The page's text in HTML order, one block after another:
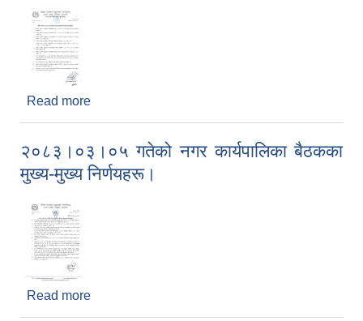
Read more
२०८३।०३।०५ गतेको नगर कार्यपालिका बैठकका
मुख्य-मुख्य निर्णयहरू।
Read more